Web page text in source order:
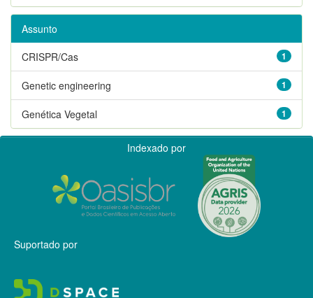
Assunto
1
CRISPR/Cas
1
Genetic engineering
1
Genética Vegetal
Indexado por
Suportado por